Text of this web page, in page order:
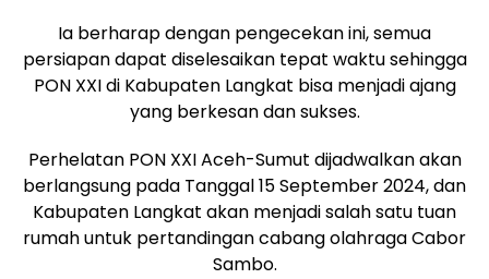
Ia berharap dengan pengecekan ini, semua
persiapan dapat diselesaikan tepat waktu sehingga
PON XXI di Kabupaten Langkat bisa menjadi ajang
yang berkesan dan sukses.
Perhelatan PON XXI Aceh-Sumut dijadwalkan akan
berlangsung pada Tanggal 15 September 2024, dan
Kabupaten Langkat akan menjadi salah satu tuan
rumah untuk pertandingan cabang olahraga Cabor
Sambo.